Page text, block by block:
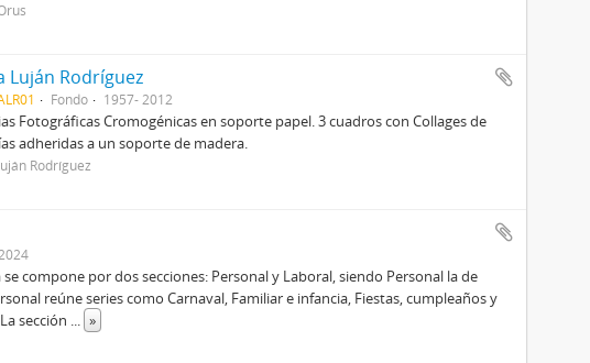
Luján Rodríguez
Fondo 1957- 2012
Fotográficas Cromogénicas en soporte papel. 3 cuadros con Collages de
adheridas a un soporte de madera.
Rodríguez
compone por dos secciones: Personal y Laboral, siendo Personal la de
reúne series como Carnaval, Familiar e infancia, Fiestas, cumpleaños y
sección ... »